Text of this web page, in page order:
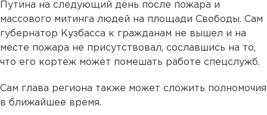
Путина на следующий день после пожара и
массового митинга людей на площади Свободы. Сам
губернатор Кузбасса к гражданам не вышел и на
месте пожара не присутствовал, сославшись на то,
что его кортеж может помешать работе спецслужб.
Сам глава региона также может сложить полномочия
в ближайшее время.